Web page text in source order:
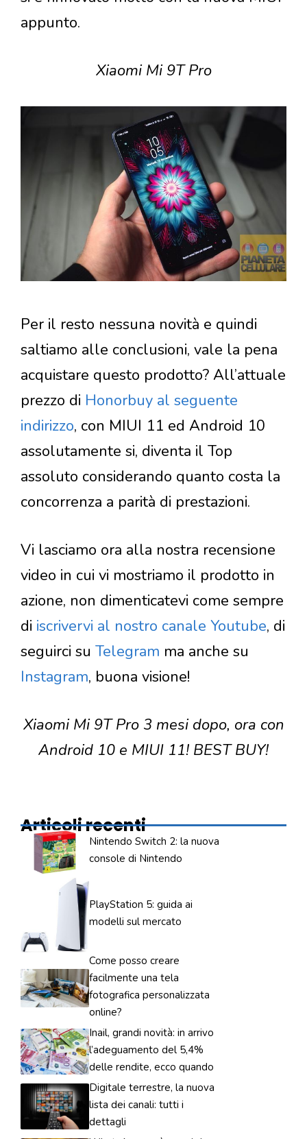
appunto.
Xiaomi Mi 9T Pro
Per il resto nessuna novità e quindi
saltiamo alle conclusioni, vale la pena
acquistare questo prodotto? All’attuale
prezzo di Honorbuy al seguente
indirizzo, con MIUI 11 ed Android 10
assolutamente si, diventa il Top
assoluto considerando quanto costa la
concorrenza a parità di prestazioni.
Vi lasciamo ora alla nostra recensione
video in cui vi mostriamo il prodotto in
azione, non dimenticatevi come sempre
di iscrivervi al nostro canale Youtube, di
seguirci su Telegram ma anche su
Instagram, buona visione!
Xiaomi Mi 9T Pro 3 mesi dopo, ora con
Android 10 e MIUI 11! BEST BUY!
Articoli recenti
Nintendo Switch 2: la nuova
console di Nintendo
PlayStation 5: guida ai
modelli sul mercato
Come posso creare
facilmente una tela
fotografica personalizzata
online?
Inail, grandi novità: in arrivo
l’adeguamento del 5,4%
delle rendite, ecco quando
Digitale terrestre, la nuova
lista dei canali: tutti i
dettagli